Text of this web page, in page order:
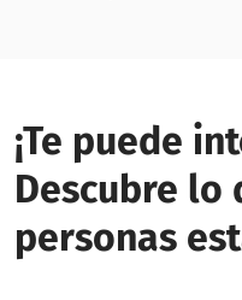
¡Te puede
Descubre lo
personas